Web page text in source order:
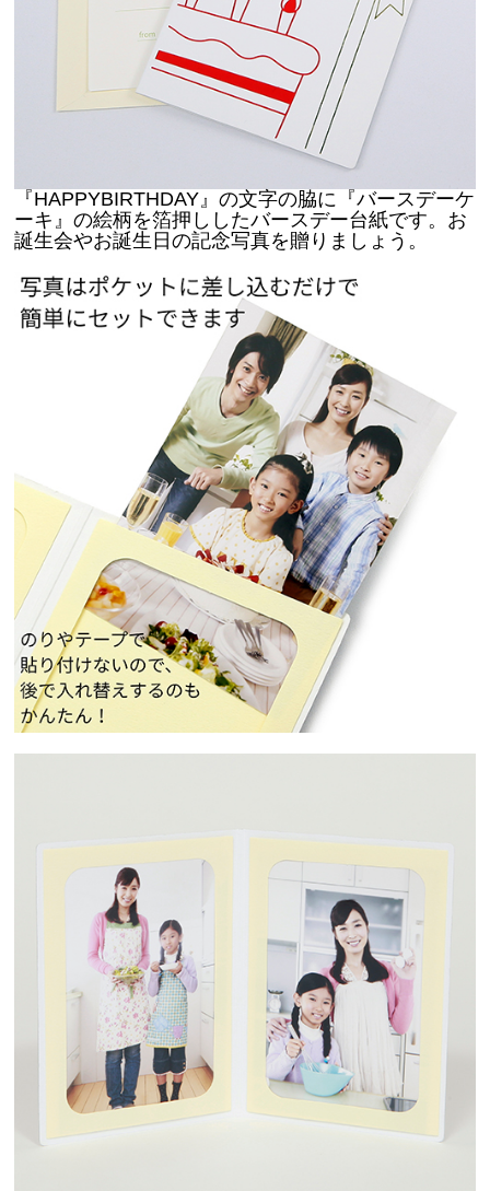
『HAPPYBIRTHDAY』の文字の脇に『バースデーケ
ーキ』の絵柄を箔押ししたバースデー台紙です。 お
誕生会やお誕生日の記念写真を贈りましょう。